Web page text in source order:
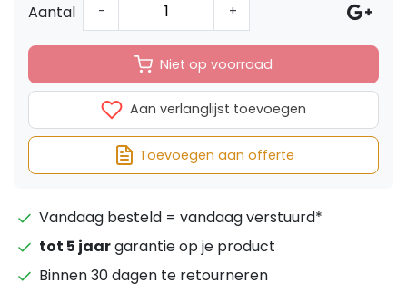
Aantal - +
Niet op voorraad
Aan verlanglijst toevoegen
Toevoegen aan offerte
Vandaag besteld = vandaag verstuurd*
tot 5 jaargarantie op je product
Binnen 30 dagen te retourneren